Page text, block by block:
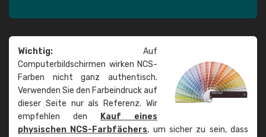
Wichtig: Auf
Computerbildschirmen wirken NCS-
Farben nicht ganz authentisch.
Verwenden Sie den Farbeindruck auf
dieser Seite nur als Referenz. Wir
empfehlen den
Kauf eines
physischen NCS-Farbfächers, um sicher zu sein, dass